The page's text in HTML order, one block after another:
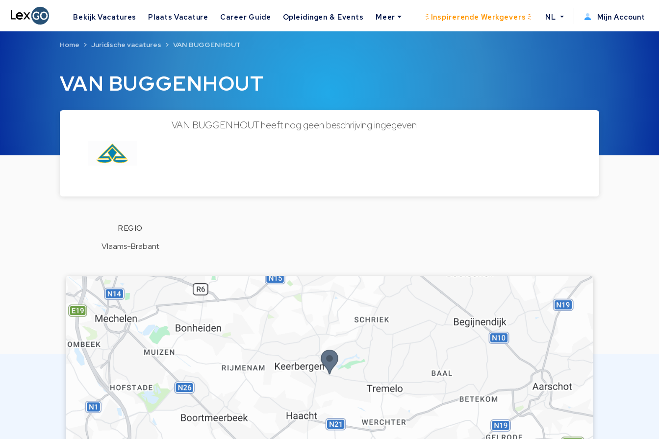
Bekijk Vacatures Plaats Vacature Career Guide Opleidingen & Events Meer Inspirerende Werkgevers NL Mijn Account
VAN BUGGENHOUT
Home Juridische vacatures VAN BUGGENHOUT
VAN BUGGENHOUT heeft nog geen beschrijving ingegeven.
REGIO
Vlaams-Brabant